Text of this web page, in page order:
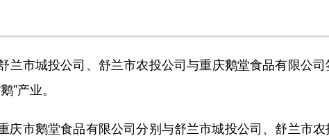
市城投公司、舒兰市农投公司与重庆鹅堂食品有限公司
”产业。
市鹅堂食品有限公司分别与舒兰市城投公司、舒兰市农